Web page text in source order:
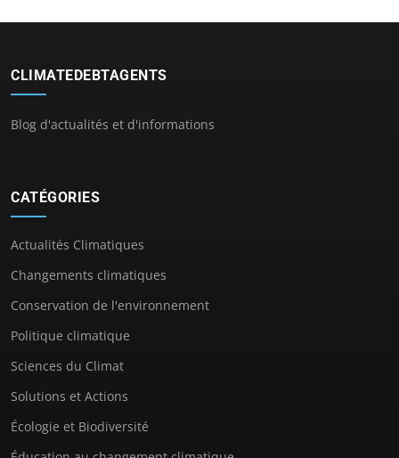
CLIMATEDEBTAGENTS
Blog d'actualités et d'informations
CATÉGORIES
Actualités Climatiques
Changements climatiques
Conservation de l'environnement
Politique climatique
Sciences du Climat
Solutions et Actions
Écologie et Biodiversité